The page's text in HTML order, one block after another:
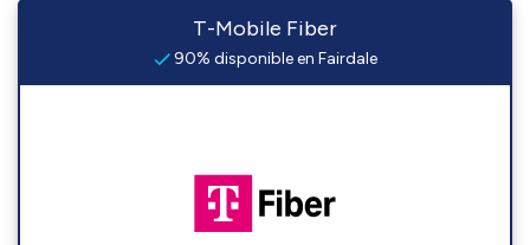
T-Mobile Fiber
90% disponible en Fairdale